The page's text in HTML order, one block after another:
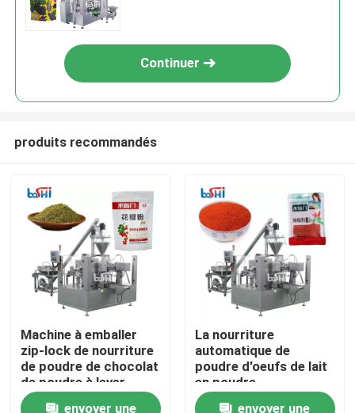
Domicile
Des produits
À propos de nous
Continuer
produits recommandés
Machine à emballer
zip-lock de nourriture
de poudre de chocolat
de poudre à lever
automatique de
envoyer une
La nourriture
automatique de
poudre d'oeufs de lait
en poudre
saupoudrent le
envoyer une